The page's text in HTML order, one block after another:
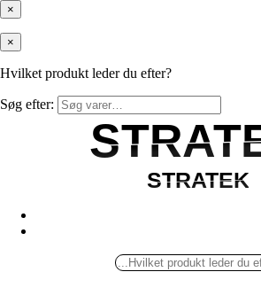
×
×
Hvilket produkt leder du efter?
Søg efter:
STRATEK
STRATEK